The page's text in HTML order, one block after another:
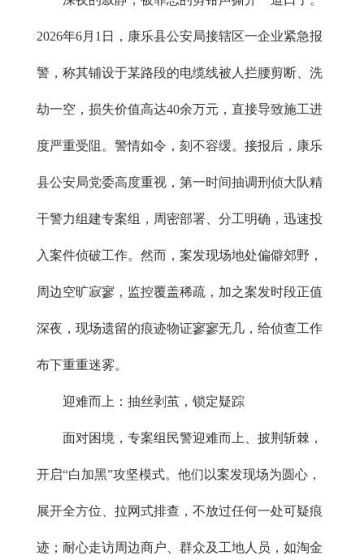
2026年6月1日，康乐县公安局接辖区一企业紧急报
警，称其铺设于某路段的电缆线被人拦腰剪断、洗
劫一空，损失价值高达40余万元，直接导致施工进
度严重受阻。警情如令，刻不容缓。接报后，康乐
县公安局党委高度重视，第一时间抽调刑侦大队精
干警力组建专案组，周密部署、分工明确，迅速投
入案件侦破工作。然而，案发现场地处偏僻郊野，
周边空旷寂寥，监控覆盖稀疏，加之案发时段正值
深夜，现场遗留的痕迹物证寥寥无几，给侦查工作
布下重重迷雾。
迎难而上：抽丝剥茧，锁定疑踪
面对困境，专案组民警迎难而上、披荆斩棘，
开启“白加黑”攻坚模式。他们以案发现场为圆心，
展开全方位、拉网式排查，不放过任何一处可疑痕
迹；耐心走访周边商户、群众及工地人员，如淘金